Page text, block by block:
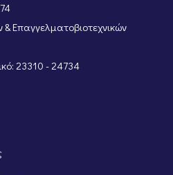
Επαγγελματοβιοτεχνικών
23310 - 24734